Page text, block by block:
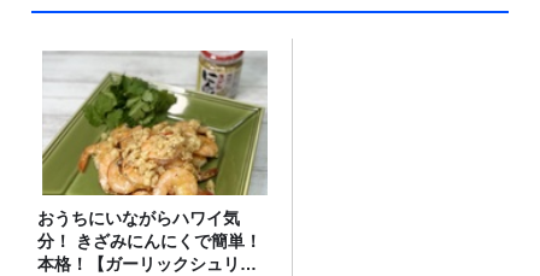
おうちにいながらハワイ気
分！ きざみにんにくで簡単！
本格！【ガーリックシュリン